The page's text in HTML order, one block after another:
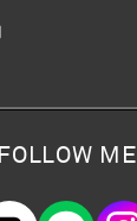
FOLLOW ME